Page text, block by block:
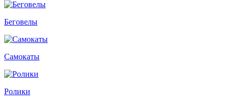
Беговелы
Самокаты
Ролики